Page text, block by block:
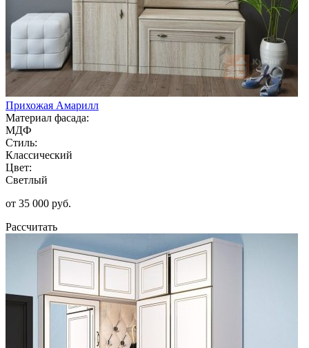
Прихожая Амарилл
Материал фасада:
МДФ
Стиль:
Классический
Цвет:
Светлый
от 35 000 руб.
Рассчитать